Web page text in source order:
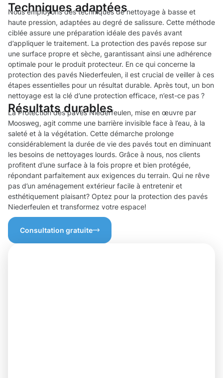
Techniques adaptées
Nous employons des techniques de nettoyage à basse et
haute pression, adaptées au degré de salissure. Cette méthode
ciblée assure une préparation idéale des pavés avant
d’appliquer le traitement. La protection des pavés repose sur
une surface propre et sèche, garantissant ainsi une adhérence
optimale pour le produit protecteur. En ce qui concerne la
protection des pavés Niederfeulen, il est crucial de veiller à ces
étapes essentielles pour un résultat durable. Après tout, un bon
nettoyage est la clé d’une protection efficace, n’est-ce pas ?
Résultats durables
La Protection des pavés Niederfeulen, mise en œuvre par
Moosweg, agit comme une barrière invisible face à l’eau, à la
saleté et à la végétation. Cette démarche prolonge
considérablement la durée de vie des pavés tout en diminuant
les besoins de nettoyages lourds. Grâce à nous, nos clients
profitent d’une surface à la fois propre et bien protégée,
répondant parfaitement aux exigences du terrain. Qui ne rêve
pas d’un aménagement extérieur facile à entretenir et
esthétiquement plaisant? Optez pour la protection des pavés
Niederfeulen et transformez votre espace!
Consultation gratuite